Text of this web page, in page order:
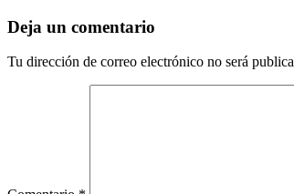
Deja un comentario
Tu dirección de correo electrónico no será